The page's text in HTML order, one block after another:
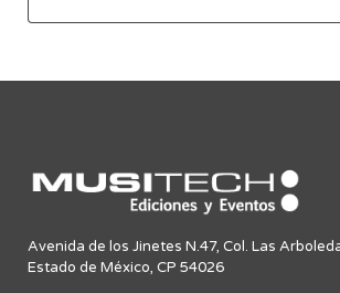
Avenida de los Jinetes N.47, Col. Las
Estado de México, CP 54026